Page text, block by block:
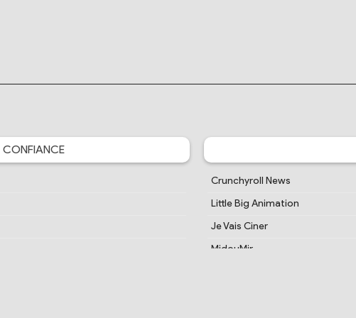
CONFIANCE
Crunchyroll News
Little Big Animation
Je Vais Ciner
MidouMir